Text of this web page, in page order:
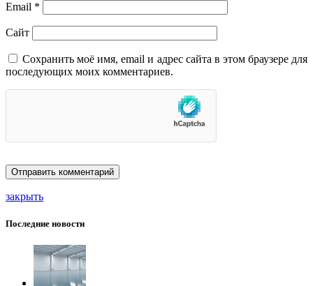
Email *
Сайт
Сохранить моё имя, email и адрес сайта в этом браузере для
последующих моих комментариев.
закрыть
Последние новости